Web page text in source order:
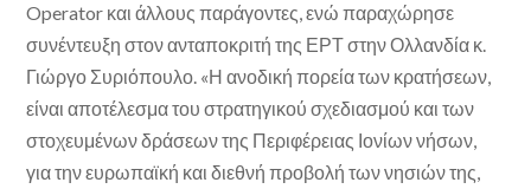
Operator και άλλους παράγοντες, ενώ παραχώρησε
συνέντευξη στον ανταποκριτή της ΕΡΤ στην Ολλανδία κ.
Γιώργο Συριόπουλο. «Η ανοδική πορεία των κρατήσεων,
είναι αποτέλεσμα του στρατηγικού σχεδιασμού και των
στοχευμένων δράσεων της Περιφέρειας Ιονίων νήσων,
για την ευρωπαϊκή και διεθνή προβολή των νησιών της,